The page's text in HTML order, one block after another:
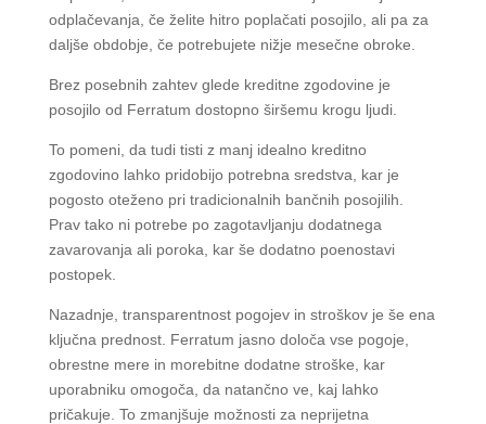
odplačevanja, če želite hitro poplačati posojilo, ali pa za
daljše obdobje, če potrebujete nižje mesečne obroke.
Brez posebnih zahtev glede kreditne zgodovine je
posojilo od Ferratum dostopno širšemu krogu ljudi.
To pomeni, da tudi tisti z manj idealno kreditno
zgodovino lahko pridobijo potrebna sredstva, kar je
pogosto oteženo pri tradicionalnih bančnih posojilih.
Prav tako ni potrebe po zagotavljanju dodatnega
zavarovanja ali poroka, kar še dodatno poenostavi
postopek.
Nazadnje, transparentnost pogojev in stroškov je še ena
ključna prednost. Ferratum jasno določa vse pogoje,
obrestne mere in morebitne dodatne stroške, kar
uporabniku omogoča, da natančno ve, kaj lahko
pričakuje. To zmanjšuje možnosti za neprijetna